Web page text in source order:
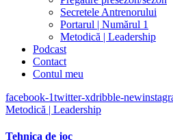
Secretele Antrenorului
Portarul | Numărul 1
Metodică | Leadership
Podcast
Contact
Contul meu
facebook-1twitter-xdribble-new
Metodică | Leadership
Tehnica de joc